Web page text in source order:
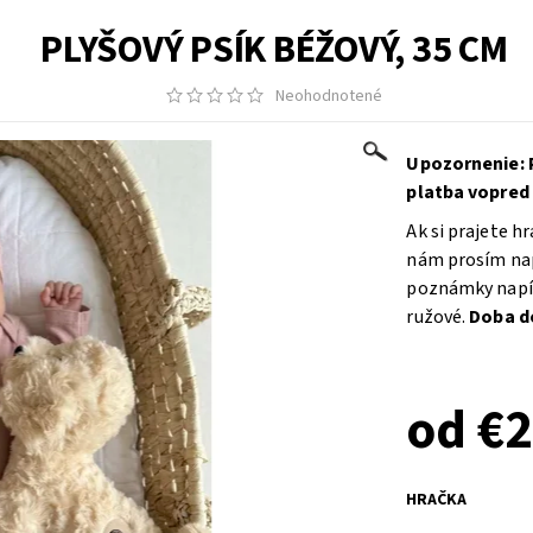
PLYŠOVÝ PSÍK BÉŽOVÝ, 35 CM
Neohodnotené
Upozornenie:
platba
Ak si prajete
nám prosím
poznámky
ružové. Doba
od
HRAČKA